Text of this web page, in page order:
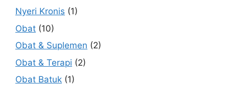
Nyeri Kronis (1)
Obat (10)
Obat & Suplemen (2)
Obat & Terapi (2)
Obat Batuk (1)